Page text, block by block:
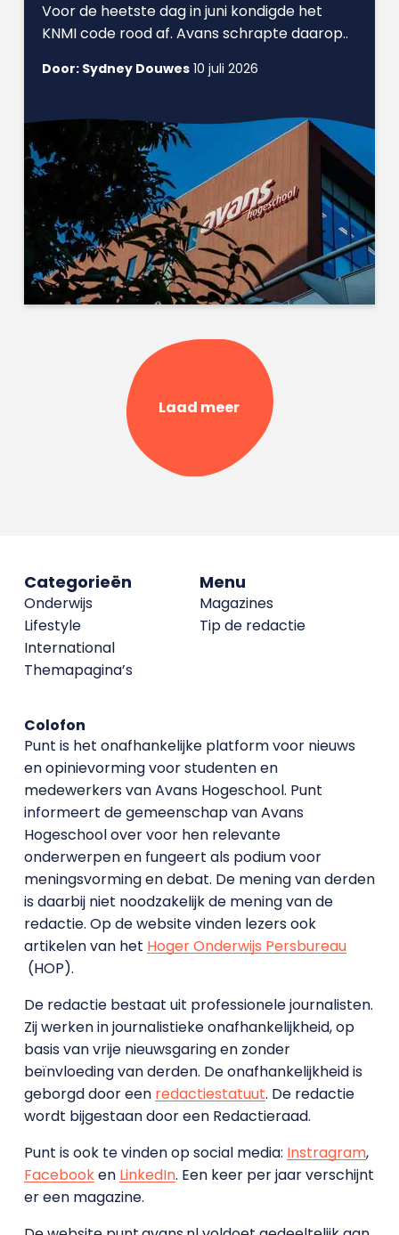
Voor de heetste dag in juni kondigde het
KNMI code rood af. Avans schrapte daarop..
Door: Sydney Douwes10 juli 2026
Laad meer
Menu
Magazines
Tip de redactie
Categorieën
Onderwijs
Lifestyle
International
Themapagina’s
Colofon
Punt is het onafhankelijke platform voor nieuws
en opinievorming voor studenten en
medewerkers van Avans Hoge­school. Punt
informeert de gemeenschap van Avans
Hogeschool over voor hen relevante
onderwerpen en fungeert als podium voor
meningsvorming en debat. De mening van derden
is daarbij niet noodzakelijk de mening van de
redactie. Op de website vinden lezers ook
artikelen van het Hoger Onderwijs Persbureau
(HOP).
De redactie bestaat uit professionele journalisten.
Zij werken in journalistieke onafhankelijkheid, op
basis van vrije nieuwsgaring en zonder
beïnvloeding van derden. De onafhankelijkheid is
geborgd door een redactiestatuut. De redactie
wordt bijgestaan door een Redactieraad.
Punt is ook te vinden op social media: Instragram,
Facebooken LinkedIn. Een keer per jaar verschijnt
er een magazine.